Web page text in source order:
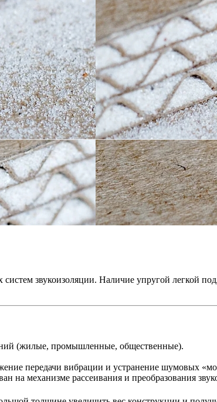
звукоизоляции. Наличие упругой легкой
(жилые, промышленные, общественные).
передачи вибрации и устранение шумовых
на механизме рассеивания и преобразования